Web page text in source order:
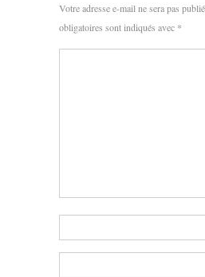
Votre adresse e-mail ne sera pas
obligatoires sont indiqués avec *